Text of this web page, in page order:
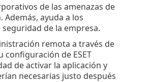
de las amenazas de
ayuda a los
de la empresa.
remota a través de
configuración de ESET
de activar la aplicación y
necesarias justo después